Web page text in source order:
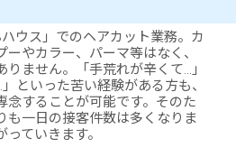
ウス」でのヘアカット業務。カ
やカラー、パーマ等はなく、
ません。「手荒れが辛くて…」
といった苦い経験がある方も、
念することが可能です。そのた
も一日の接客件数は多くなりま
ていきます。